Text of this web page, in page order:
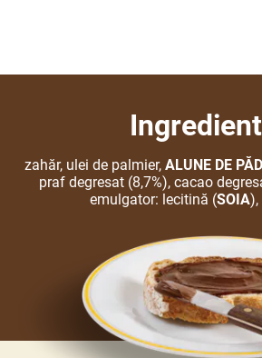
zahăr, ulei de palmier, ALUNE DE
praf degresat (8,7%), cacao
emulgator: lecitină (SOIA),